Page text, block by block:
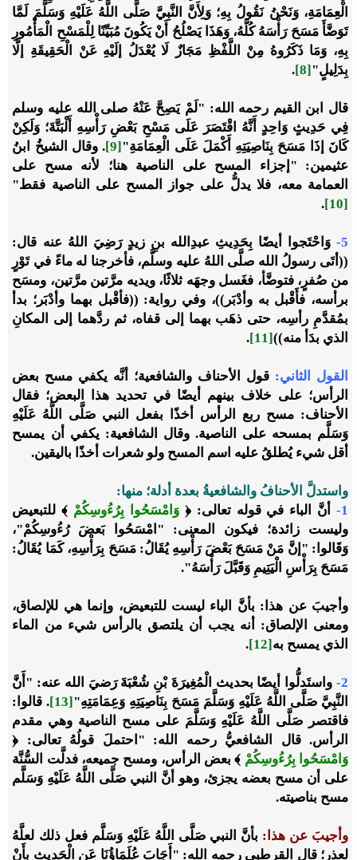
الْعِمَامَةِ، وَنَحْنُ نَقُولُ بِهِ؛ وَلِأَنَّ النَّبِيَّ صَلَّى اللَّهُ عَلَيْهِ وَسَلَّمَ لَمَّا
تَوَضَّأَ مَسَحَ رَأْسَهُ كُلَّهُ، وَهَذَا يَصْلُحُ أَنْ يَكُونَ مُبَيِّنًا لِلْمَسْحِ الْمَأْمُورِ
بِهِ، وَمَا ذَكَرُوهُ مِنْ اللَّفْظِ مَجَازٌ لَا يُعْدَلُ إلَيْهِ عَنْ الْحَقِيقَةِ إلَّا
بِدَلِيلٍ"[8]
.
قال ابن القيم رحمه الله: "لَمْ يَصِحَّ عَنْهُ صلى الله عليه وسلم
فِي حَدِيثٍ وَاحِدٍ أَنَّهُ اقْتَصَرَ عَلَى مَسْحِ بَعْضِ رَأْسِهِ أَلْبَتَّةَ؛ وَلَكِنْ
كَانَ إذَا مَسَحَ بِنَاصِيَتِهِ أَكْمَلَ عَلَى الْعِمَامَةِ"[9]
. وقال الشيخُ ابنُ
عثيمين: "إجزاء المسح على الناصية هنا؛ لأنه مسح على
العمامة معه، فلا يدلُّ على جواز المسح على الناصية فقط"
[10]
.
5-
وَاحْتَجوا أيضًا بِحَدِيثِ عبدِالله بنِ زيدٍ رَضِيَ اللهُ عنه قال:
((أتَى رسولُ الله صلَّى اللهُ عليه وسلَّم، فأخرجنا له ماءً في تَوْرٍ
من صُفرٍ، فتوضَّأ، فغَسل وجهَه ثلاثًا، ويديه مرَّتين مرَّتين، ومسَح
برأسه، فأَقْبل به وأدْبَر))، وفي رواية: ((فأقْبل بهما وأدْبَر؛ بدأ
بمُقدَّمِ رأسِه، حتى ذهَب بهما إلى قفاه، ثم ردَّهما إلى المكانِ
الذي بدَأ منه))[11]
.
القول الثاني: قول الأحناف والشافعية؛ أنَّه يكفي مسح بعض
الرأس؛ على خلاف بينهم أيضًا في تحديد هذا البعض؛ فقال
الأحناف: مسح ربع الرأس أخذًا بفعل النبي صَلَّى اللَّهُ عَلَيْهِ
وَسَلَّم بمسحه على الناصية. وقال الشافعية: يكفي أن يمسح
أقل شيء يُطلقُ عليه اسم المسح ولو شعرات أخذًا باليقين.
واستدلَّ الأحنافُ والشافعيةُ بعدة أدلة؛ منها:
1-
أنَّ الباء في قوله تعالى: ﴿ وَامْسَحُوا بِرُءُوسِكُمْ ﴾ للتبعيض
وليست زائدة؛ فيكون المعنى: "امْسَحُوا بَعضَ رُءُوسِكُمْ"،
وَقَالوا: "إنَّ مَنْ مَسَحَ بَعْضَ رَأْسِهِ يُقَالُ: مَسَحَ بِرَأْسِهِ، كَمَا يُقَالُ:
مَسَحَ بِرَأْسِ الْيَتِيمِ وَقَبَّلَ رَأْسَهُ".
وأجيبَ عن هذا : بأنَّ الباء ليست للتبعيض، وإنما هي للإلصاق،
ومعنى الإلصاق: أنه يجب أن يلتصق بالرأس شيء من الماء
الذي يمسح به[12]
.
2- واستَدلُّوا أيضًا بحديث الْمُغِيرَةَ بْنِ شُعْبَةَ رَضيَ الله عنه: "أَنَّ
النَّبِيَّ صَلَّى اللَّهُ عَلَيْهِ وَسَلَّمَ مَسَحَ بِنَاصِيَتِهِ وَعِمَامَتِهِ"[13]
. قالوا:
فاقتصر صَلَّى اللَّهُ عَلَيْهِ وَسَلَّمَ على مسح الناصية وهي مقدم
الرأس. قال الشافعيُّ رحمه الله: "احتملَ قولُهُ تعالى: ﴿
وَامْسَحُوا بِرُءُوسِكُمْ ﴾ بعض الرأس، ومسح جميعه، فدلَّت السُّنَّة
على أن مسح بعضه يجزئ، وهو أنَّ النبي صَلَّى اللَّهُ عَلَيْهِ وَسَلَّم
مسح بناصيته.
وأجيبَ عن هذا : بأنَّ النبي صَلَّى اللَّهُ عَلَيْهِ وَسَلَّم فعل ذلك لعلَّهُ
لعذر؛ قال القرطبي رحمه الله: "أَجَابَ عُلَمَاؤُنَا عَنِ الْحَدِيثِ بِأَنْ